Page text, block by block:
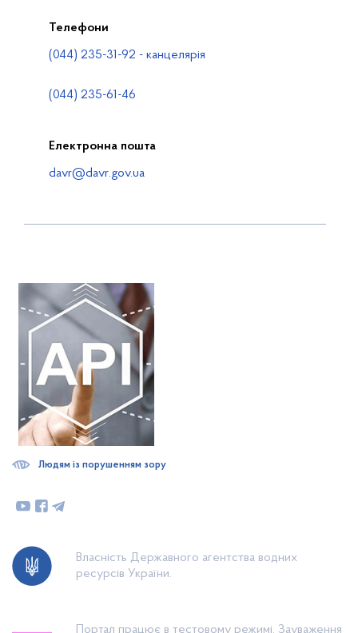
Телефони
(044) 235-31-92 - канцелярія
(044) 235-61-46
Електронна пошта
davr@davr.gov.ua
Власність Державного агентства водних
ресурсів України.
Портал працює в тестовому режимі. Зауваження
Людям із порушенням зору